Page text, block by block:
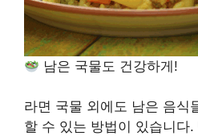
남은 국물도 건강하게!
라면 국물 외에도 남은 음식
할 수 있는 방법이 있습니다